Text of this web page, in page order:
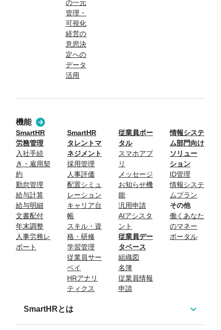
の一元
管理・
可視化
経営の
意思決
定への
データ
活用
機能
SmartHR
労務管理
入社手続
き・雇用契
約
勤怠管理
給与計算
給与明細
文書配付
年末調整
人事労務レ
ポート
SmartHR
タレントマ
ネジメント
採用管理
人事評価
配置シミュ
レーション
キャリア台
帳
スキル・資
格・研修
学習管理
従業員サー
ベイ
HRアナリ
ティクス
従業員ポー
タル
スマホアプ
リ
メッセージ
お知らせ機
能
汎用申請
AIアシスタ
ント
従業員デー
タベース
組織図
名簿
従業員情報
申請
情報システ
ム部門向け
ソリュー
ション
ID管理
情報システ
ムプラン
その他
働くあなた
のマネー
ポータル
SmartHRとは